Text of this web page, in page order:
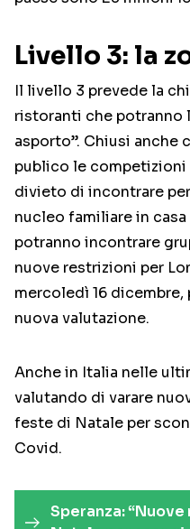
Livello 3: la
Il livello 3 prevede la
ristoranti che potranno
asporto”. Chiusi anche
publico le
divieto di incontrare
nucleo familiare in
potranno incontrare
nuove restrizioni per
mercoledì 16
nuova valutazione.
Anche in Italia nelle
valutando di varare
feste di Natale per
Covid.
Speranza: